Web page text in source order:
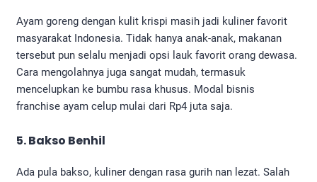
Ayam goreng dengan kulit krispi masih jadi kuliner favorit
masyarakat Indonesia. Tidak hanya anak-anak, makanan
tersebut pun selalu menjadi opsi lauk favorit orang dewasa.
Cara mengolahnya juga sangat mudah, termasuk
mencelupkan ke bumbu rasa khusus. Modal bisnis
franchise ayam celup mulai dari Rp4 juta saja.
5. Bakso Benhil
Ada pula bakso, kuliner dengan rasa gurih nan lezat. Salah